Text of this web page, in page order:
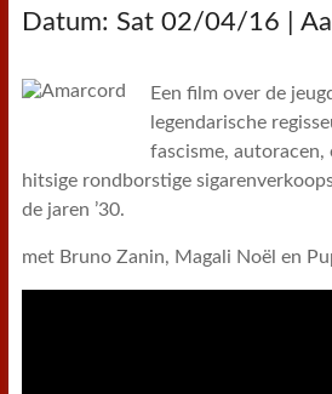
Datum: Sat 02/04/16 |
Een film over de
legendarische
fascisme, autoracen,
hitsige rondborstige
de jaren ’30.
met Bruno Zanin, Magali Noël en